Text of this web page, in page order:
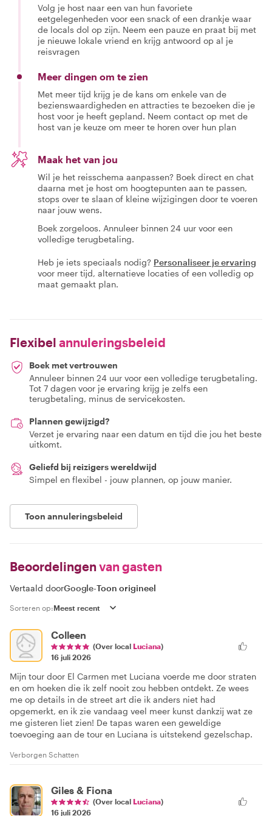
Volg je host naar een van hun favoriete
eetgelegenheden voor een snack of een drankje waar
de locals dol op zijn. Neem een pauze en praat bij met
je nieuwe lokale vriend en krijg antwoord op al je
reisvragen
Meer dingen om te zien
Met meer tijd krijg je de kans om enkele van de
bezienswaardigheden en attracties te bezoeken die je
host voor je heeft gepland. Neem contact op met de
host van je keuze om meer te horen over hun plan
Maak het van jou
Wil je het reisschema aanpassen? Boek direct en chat
daarna met je host om hoogtepunten aan te passen,
stops over te slaan of kleine wijzigingen door te voeren
naar jouw wens.
Boek zorgeloos. Annuleer binnen 24 uur voor een
volledige terugbetaling.
Heb je iets speciaals nodig? Personaliseer je ervaring
voor meer tijd, alternatieve locaties of een volledig op
maat gemaakt plan.
Flexibel annuleringsbeleid
Boek met vertrouwen
Annuleer binnen 24 uur voor een volledige terugbetaling.
Tot 7 dagen voor je ervaring krijg je zelfs een
terugbetaling, minus de servicekosten.
Plannen gewijzigd?
Verzet je ervaring naar een datum en tijd die jou het beste
uitkomt.
Geliefd bij reizigers wereldwijd
Simpel en flexibel - jouw plannen, op jouw manier.
Toon annuleringsbeleid
Beoordelingen van gasten
Vertaald doorGoogle-Toon origineel
Sorteren op:
Colleen
(Over local Luciana)
16 juli 2026
Mijn tour door El Carmen met Luciana voerde me door straten
en om hoeken die ik zelf nooit zou hebben ontdekt. Ze wees
me op details in de street art die ik anders niet had
opgemerkt, en ik zie vandaag veel meer kunst dankzij wat ze
me gisteren liet zien! De tapas waren een geweldige
toevoeging aan de tour en Luciana is uitstekend gezelschap.
Verborgen Schatten
Giles & Fiona
(Over local Luciana)
16 juli 2026